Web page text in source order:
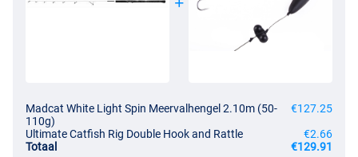
Madcat White Light Spin Meervalhengel 2.10m (50-
110g)
€127.25
Ultimate Catfish Rig Double Hook and Rattle
€2.66
Totaal
€129.91